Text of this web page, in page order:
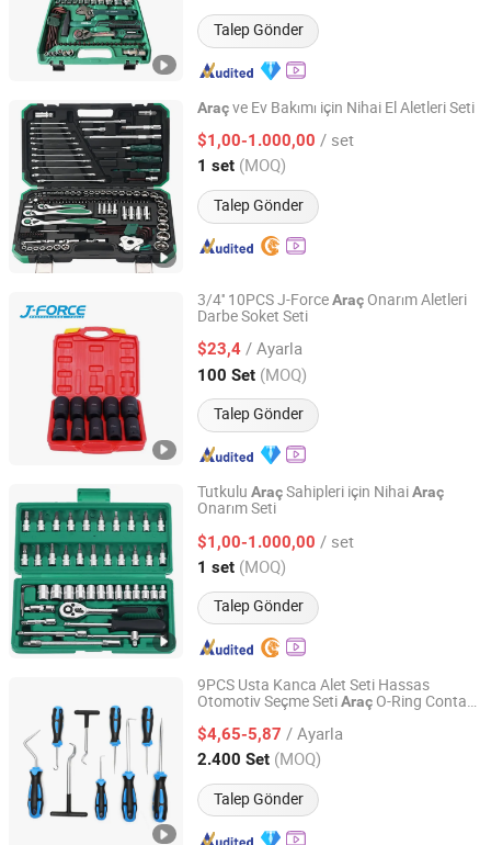
Talep Gönder
Shandong, China Fiyat 2026
Araçve Ev Bakımı için Nihai El Aletleri Seti
$1,00-1.000,00 / set
1 set (MOQ)
Talep Gönder
Hangzhou Chongqin Tech Co., Ltd.
Zhejiang, China Fiyat 2025
3/4'' 10PCS J-ForceAraç Onarım Aletleri
Darbe Soket Seti
$23,4 / Ayarla
100 Set (MOQ)
Talep Gönder
Shandong Jiexili Tools Manufacturing Co.,Ltd
Shandong, China Fiyat 2023
Tutkulu AraçSahipleri için NihaiAraç
Onarım Seti
$1,00-1.000,00 / set
1 set (MOQ)
Talep Gönder
Hangzhou Chongqin Tech Co., Ltd.
Zhejiang, China Fiyat 2025
9PCS Usta Kanca Alet Seti Hassas
Otomotiv Seçme SetiAraç O-Ring Contası
$4,65-5,87 / Ayarla
2.400 Set (MOQ)
Talep Gönder
Hebei Sinotools Industrial Co., Ltd.
Hebei, China Fiyat 2025